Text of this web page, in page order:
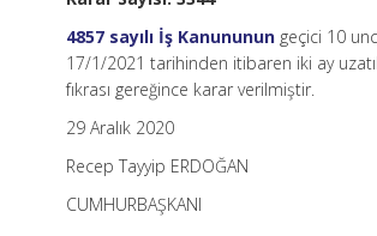
4857 sayılı İş Kanununun geçici 10
17/1/2021 tarihinden itibaren iki ay
fıkrası gereğince karar verilmiştir.
29 Aralık 2020
Recep Tayyip ERDOĞAN
CUMHURBAŞKANI